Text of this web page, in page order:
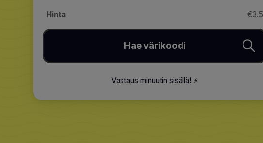
Hinta €3.5
Hae värikoodi
Vastaus minuutin sisällä! ⚡️